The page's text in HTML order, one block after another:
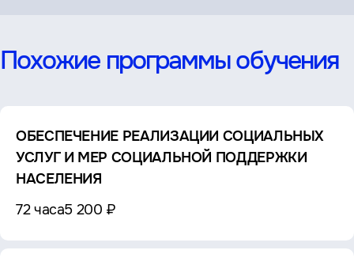
Похожие программы обучения
ОБЕСПЕЧЕНИЕ РЕАЛИЗАЦИИ СОЦИАЛЬНЫХ
УСЛУГ И МЕР СОЦИАЛЬНОЙ ПОДДЕРЖКИ
НАСЕЛЕНИЯ
72 часа5 200 ₽